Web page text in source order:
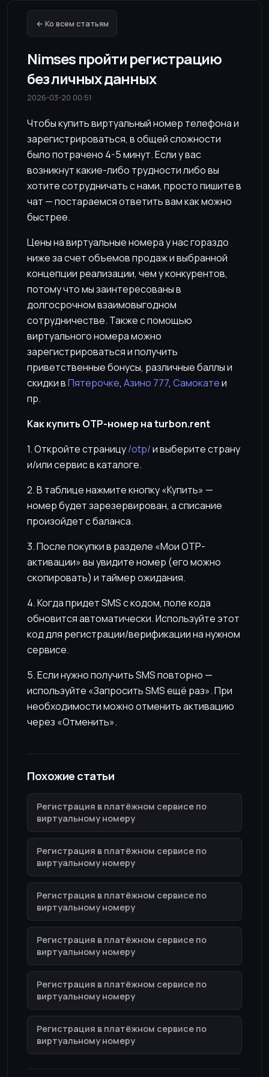
← Ко всем статьям
Nimses пройти регистрацию
без личных данных
2026-03-20 00:51
Чтобы купить виртуальный номер телефона и
зарегистрироваться, в общей сложности
было потрачено 4-5 минут. Если у вас
возникнут какие-либо трудности либо вы
хотите сотрудничать с нами, просто пишите в
чат — постараемся ответить вам как можно
быстрее.
Цены на виртуальные номера у нас гораздо
ниже за счет объемов продаж и выбранной
концепции реализации, чем у конкурентов,
потому что мы заинтересованы в
долгосрочном взаимовыгодном
сотрудничестве. Также с помощью
виртуального номера можно
зарегистрироваться и получить
приветственные бонусы, различные баллы и
скидки вПятерочке, Азино 777, Самокатеи
пр.
Как купить OTP-номер на turbon.rent
1. Откройте страницу/otp/и выберите страну
и/или сервис в каталоге.
2. В таблице нажмите кнопку «Купить» —
номер будет зарезервирован, а списание
произойдет с баланса.
3. После покупки в разделе «Мои OTP-
активации» вы увидите номер (его можно
скопировать) и таймер ожидания.
4. Когда придет SMS с кодом, поле кода
обновится автоматически. Используйте этот
код для регистрации/верификации на нужном
сервисе.
5. Если нужно получить SMS повторно —
используйте «Запросить SMS ещё раз». При
необходимости можно отменить активацию
через «Отменить».
Похожие статьи
Регистрация в платёжном сервисе по
виртуальному номеру
Регистрация в платёжном сервисе по
виртуальному номеру
Регистрация в платёжном сервисе по
виртуальному номеру
Регистрация в платёжном сервисе по
виртуальному номеру
Регистрация в платёжном сервисе по
виртуальному номеру
Регистрация в платёжном сервисе по
виртуальному номеру